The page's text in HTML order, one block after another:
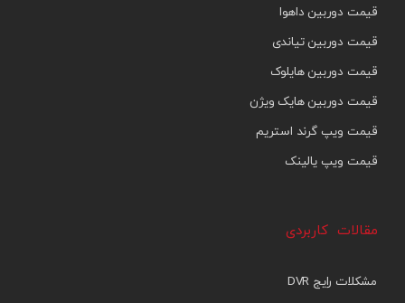
قیمت دوربین داهوا
قیمت دوربین تیاندی
قیمت دوربین هایلوک
قیمت دوربین هایک ویژن
قیمت ویپ گرند استریم
قیمت ویپ یالینک
مقالات کاربردی
مشکلات رایج DVR